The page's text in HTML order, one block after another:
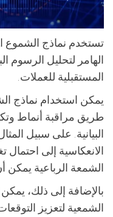
تستخدم نماذج الشموع
الهامر لتحليل الرسوم
المستقبلية للعملات.
يمكن استخدام نماذج
طريق مراقبة أنماط
البيانية. على سبيل
الانعكاسية إلى
الشمعة الرباعية يمكن
بالإضافة إلى ذلك، يمكن
الشمعية لتعزيز